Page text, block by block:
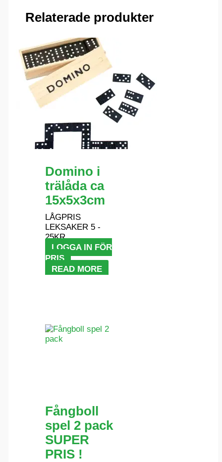
Relaterade produkter
Domino i
trälåda ca
15x5x3cm
LÅGPRIS
LEKSAKER 5 -
25KR
LOGGA IN FÖR
PRIS
READ MORE
Fångboll
spel 2 pack
SUPER
PRIS !